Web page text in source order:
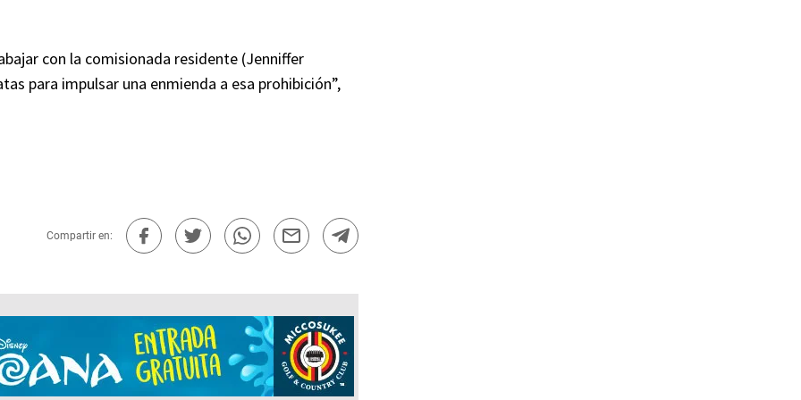
con la comisionada residente (Jenniffer
para impulsar una enmienda a esa prohibición”,
Compartir en: